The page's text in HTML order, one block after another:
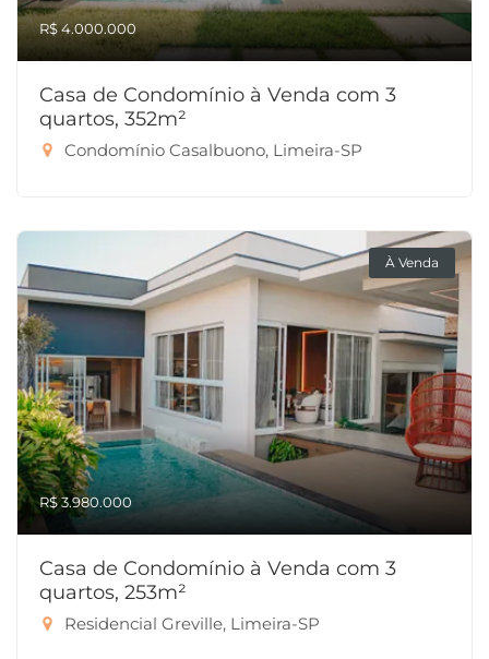
R$ 4.000.000
Casa de Condomínio à Venda com 3
quartos, 352m²
Condomínio Casalbuono, Limeira-SP
À Venda
R$ 3.980.000
Casa de Condomínio à Venda com 3
quartos, 253m²
Residencial Greville, Limeira-SP